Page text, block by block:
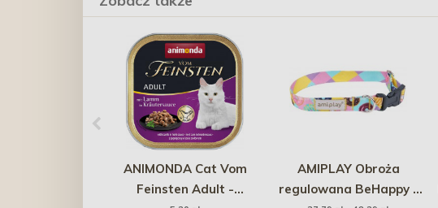
ANIMONDA Cat Vom
Feinsten Adult -
AMIPLAY Obroża
regulowana BeHappy -